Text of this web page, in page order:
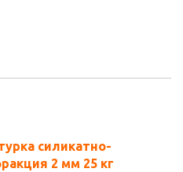
силикатно-
2 мм 25 кг